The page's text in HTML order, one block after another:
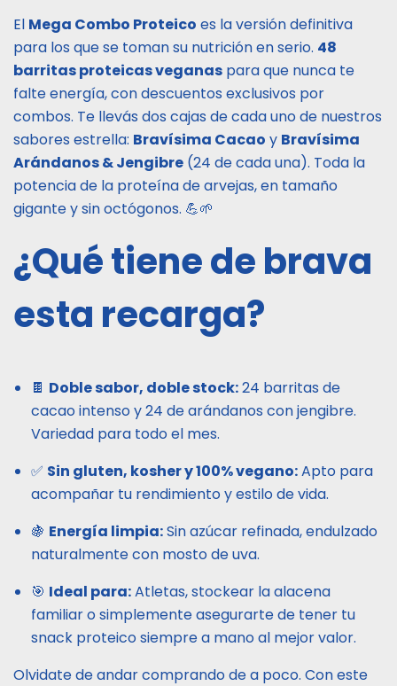
El Mega Combo Proteico es la versión definitiva
para los que se toman su nutrición en serio. 48
barritas proteicas veganas para que nunca te
falte energía, con descuentos exclusivos por
combos. Te llevás dos cajas de cada uno de nuestros
sabores estrella: Bravísima Cacao y Bravísima
Arándanos & Jengibre (24 de cada una). Toda la
potencia de la proteína de arvejas, en tamaño
gigante y sin octógonos. 💪🌱
¿Qué tiene de brava
esta recarga?
🍫 Doble sabor, doble stock:24 barritas de
cacao intenso y 24 de arándanos con jengibre.
Variedad para todo el mes.
✅ Sin gluten, kosher y 100% vegano:Apto para
acompañar tu rendimiento y estilo de vida.
🍇 Energía limpia:Sin azúcar refinada, endulzado
naturalmente con mosto de uva.
🎯 Ideal para:Atletas, stockear la alacena
familiar o simplemente asegurarte de tener tu
snack proteico siempre a mano al mejor valor.
Olvidate de andar comprando de a poco. Con este